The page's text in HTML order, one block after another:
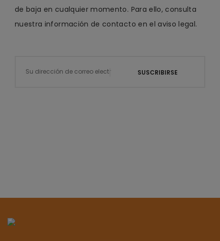
de baja en cualquier momento. Para ello, consulta
nuestra información de contacto en el aviso legal.
SUSCRIBIRSE